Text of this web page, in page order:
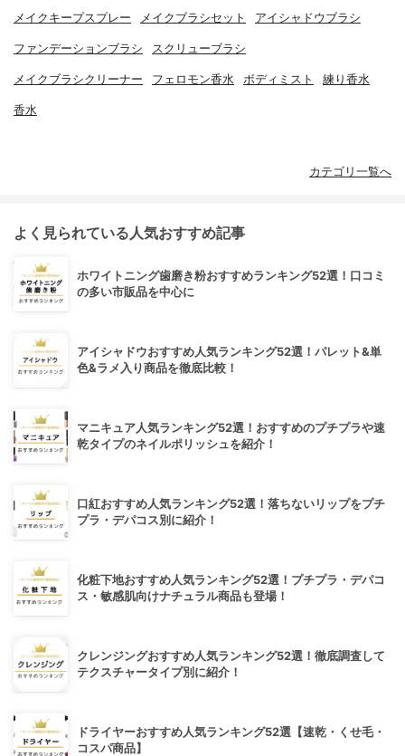
メイクキープスプレー メイクブラシセット アイシャドウブラシ
ファンデーションブラシ スクリューブラシ
メイクブラシクリーナー フェロモン香水 ボディミスト 練り香水
香水
カテゴリ一覧へ
よく見られている人気おすすめ記事
ホワイトニング歯磨き粉おすすめランキング52選！口コミ
の多い市販品を中心に
アイシャドウおすすめ人気ランキング52選！パレット&単
色&ラメ入り商品を徹底比較！
マニキュア人気ランキング52選！おすすめのプチプラや速
乾タイプのネイルポリッシュを紹介！
口紅おすすめ人気ランキング52選！落ちないリップをプチ
プラ・デパコス別に紹介！
化粧下地おすすめ人気ランキング52選！プチプラ・デパコ
ス・敏感肌向けナチュラル商品も登場！
クレンジングおすすめ人気ランキング52選！徹底調査して
テクスチャータイプ別に紹介！
ドライヤーおすすめ人気ランキング52選【速乾・くせ毛・
コスパ商品】